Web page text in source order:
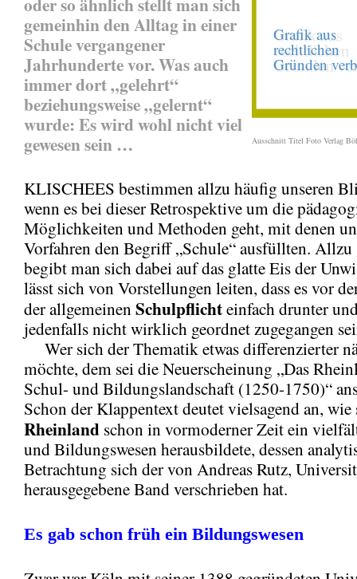
Ausschnitt Titel Foto Verlag
gemeinhin den Alltag in einer
Schule vergangener
Jahrhunderte vor. Was auch
immer dort „gelehrt“
beziehungsweise „gelernt“
wurde: Es wird wohl nicht viel
gewesen sein …
KLISCHEES bestimmen allzu häufig unseren
wenn es bei dieser Retrospektive um die
Möglichkeiten und Methoden geht, mit denen
Vorfahren den Begriff „Schule“ ausfüllten. Allzu
begibt man sich dabei auf das glatte Eis der
lässt sich von Vorstellungen leiten, dass es vor
der allgemeinen Schulpflichteinfach drunter
jedenfalls nicht wirklich geordnet zugegangen
Wer sich der Thematik etwas differenzierter
möchte, dem sei die Neuerscheinung „Das
Schul- und Bildungslandschaft (1250-1750)“
Schon der Klappentext deutet vielsagend an,
Rheinland schon in vormoderner Zeit ein
und Bildungswesen herausbildete, dessen
Betrachtung sich der von Andreas Rutz,
herausgegebene Band verschrieben hat.
Es gab schon früh ein Bildungswesen